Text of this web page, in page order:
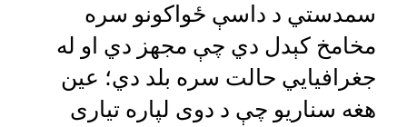
سمدستي د داسې ځواکونو سره
مخامخ کېدل دي چې مجهز دي او له
جغرافیايي حالت سره بلد دي؛ عین
هغه سناریو چې د دوی لپاره تیاری